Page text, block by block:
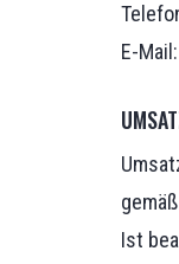
E-Mail:
Ist